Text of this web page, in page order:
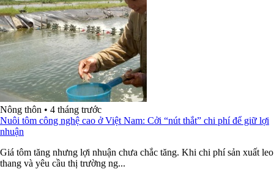
Nông thôn • 4 tháng trước
Nuôi tôm công nghệ cao ở Việt Nam: Cởi “nút thắt” chi phí để giữ lợi
nhuận
Giá tôm tăng nhưng lợi nhuận chưa chắc tăng. Khi chi phí sản xuất leo
thang và yêu cầu thị trường ng...